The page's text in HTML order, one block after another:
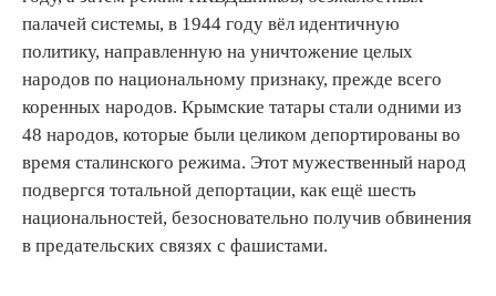
палачей системы, в 1944 году вёл идентичную
политику, направленную на уничтожение целых
народов по национальному признаку, прежде всего
коренных народов. Крымские татары стали одними из
48 народов, которые были целиком депортированы во
время сталинского режима. Этот мужественный народ
подвергся тотальной депортации, как ещё шесть
национальностей, безосновательно получив обвинения
в предательских связях с фашистами.